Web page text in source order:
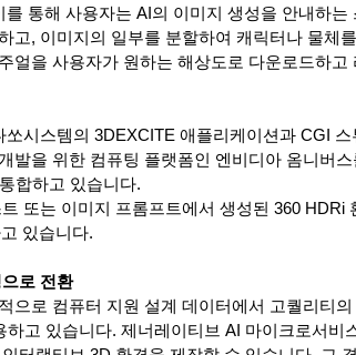
를 통해 사용자는 AI의 이미지 생성을 안내하
고, 이미지의 일부를 분할하여 캐릭터나 물체
얼을 사용자가 원하는 해상도로 다운로드하고
시스템의 3DEXCITE 애플리케이션과 CGI
발을 위한 컴퓨팅 플랫폼인 엔비디아 옴니버
합하고 있습니다.
또는 이미지 프롬프트에서 생성된 360 HDRi
있습니다.
로 전환
으로 컴퓨터 지원 설계 데이터에서 고퀄리티
고 있습니다. 제너레이티브 AI 마이크로서비